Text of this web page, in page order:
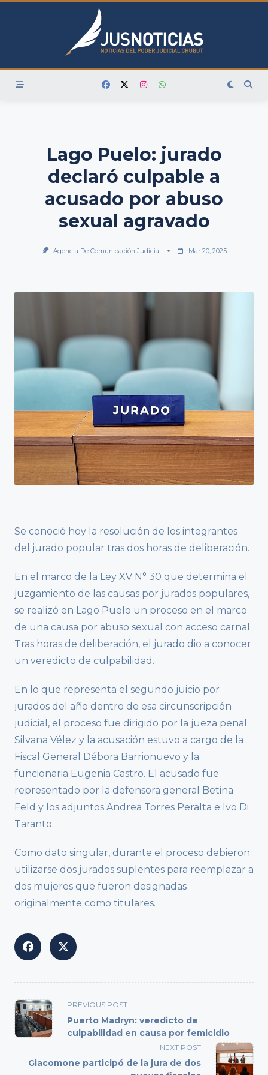
Skip
Lago Puelo: jurado
declaró culpable a
acusado por abuso
sexual agravado
Agencia De Comunicación Judicial Mar 20, 2025
Se conoció hoy la resolución de los integrantes
del jurado popular tras dos horas de deliberación.
En el marco de la Ley XV N° 30 que determina el
juzgamiento de las causas por jurados populares,
se realizó en Lago Puelo un proceso en el marco
de una causa por abuso sexual con acceso carnal.
Tras horas de deliberación, el jurado dio a conocer
un veredicto de culpabilidad.
En lo que representa el segundo juicio por
jurados del año dentro de esa circunscripción
judicial, el proceso fue dirigido por la jueza penal
Silvana Vélez y la acusación estuvo a cargo de la
Fiscal General Débora Barrionuevo y la
funcionaria Eugenia Castro. El acusado fue
representado por la defensora general Betina
Feld y los adjuntos Andrea Torres Peralta e Ivo Di
Taranto.
Como dato singular, durante el proceso debieron
utilizarse dos jurados suplentes para reemplazar a
dos mujeres que fueron designadas
originalmente como titulares.
<span
class="nav-
subtitle
reader-
PREVIOUS POST
Puerto Madryn: veredicto de
culpabilidad en causa por femicidio
NEXT POST
Giacomone participó de la jura de dos